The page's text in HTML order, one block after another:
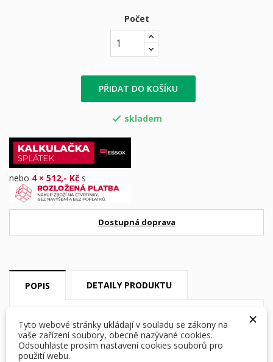
Počet
PŘIDAT DO KOŠÍKU
 skladem
nebo 4 × 512,- Kč s
Dostupná doprava
POPIS DETAILY PRODUKTU
Všestranná střelecká a nastřelovací
stoliceMATRIXod firmy Caldwell nabízí
solidní stabilitu a dostatečnou výbavu za
×
Tyto webové stránky ukládají v souladu se zákony na
vaše zařízení soubory, obecně nazývané cookies.
Odsouhlaste prosím nastavení cookies souborů pro
použití webu.